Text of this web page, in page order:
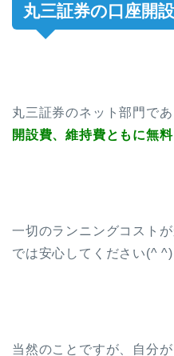
丸三証券の口座開
丸三証券のネット部門で
開設費、維持費ともに無料
一切のランニングコスト
では安心してください(^ ^)
当然のことですが、自分